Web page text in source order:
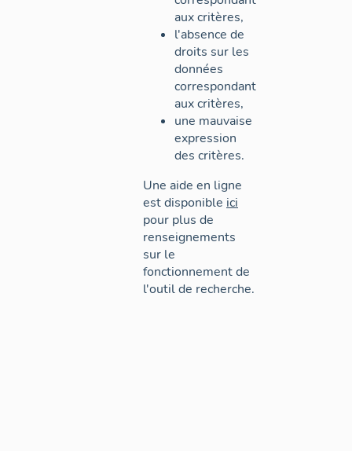
aux critères,
l'absence de
droits sur les
données
correspondant
aux critères,
une mauvaise
expression
des critères.
Une aide en ligne
est disponible ici
pour plus de
renseignements
sur le
fonctionnement de
l'outil de recherche.